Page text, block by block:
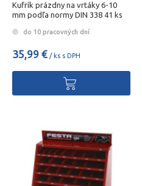
Kufrík prázdny na vrtáky 6-10
mm podľa normy DIN 338 41 ks
do 10 pracovných dní
35,99 € / ks s DPH